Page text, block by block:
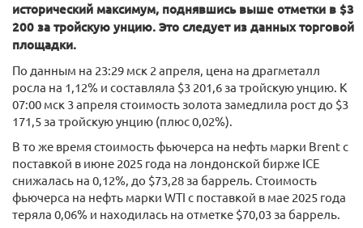
исторический максимум, поднявшись выше отметки в $3
200 за тройскую унцию. Это следует из данных торговой
площадки.
По данным на 23:29 мск 2 апреля, цена на драгметалл
росла на 1,12% и составляла $3 201,6 за тройскую унцию. К
07:00 мск 3 апреля стоимость золота замедлила рост до $3
171,5 за тройскую унцию (плюс 0,02%).
В то же время стоимость фьючерса на нефть марки Brent с
поставкой в июне 2025 года на лондонской бирже ICE
снижалась на 0,12%, до $73,28 за баррель. Стоимость
фьючерса на нефть марки WTI с поставкой в мае 2025 года
теряла 0,06% и находилась на отметке $70,03 за баррель.